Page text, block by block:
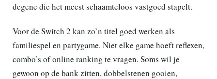
degene die het meest schaamteloos vastgoed stapelt.
Voor de Switch 2 kan zo’n titel goed werken als
familiespel en partygame. Niet elke game hoeft reflexen,
combo’s of online ranking te vragen. Soms wil je
gewoon op de bank zitten, dobbelstenen gooien,